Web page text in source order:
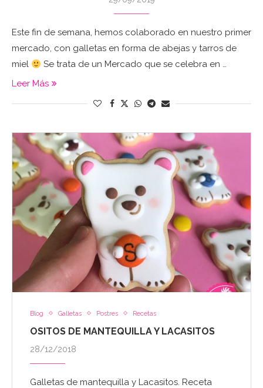
Este fin de semana, hemos colaborado en nuestro primer
mercado, con galletas en forma de abejas y tarros de
miel
Se trata de un Mercado que se celebra en …
Leer Más
Blog Galletas Postres Recetas
OSITOS DE MANTEQUILLA Y LACASITOS
28/12/2018
Galletas de mantequilla y Lacasitos. Receta